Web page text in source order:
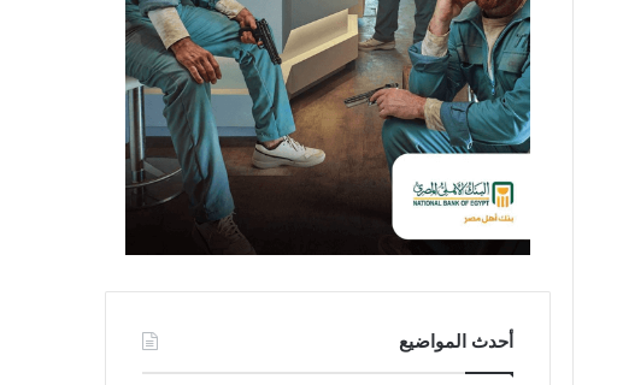
أحدث المواضيع